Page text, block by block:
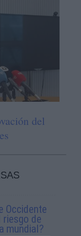
del
Occidente
de
mundial?